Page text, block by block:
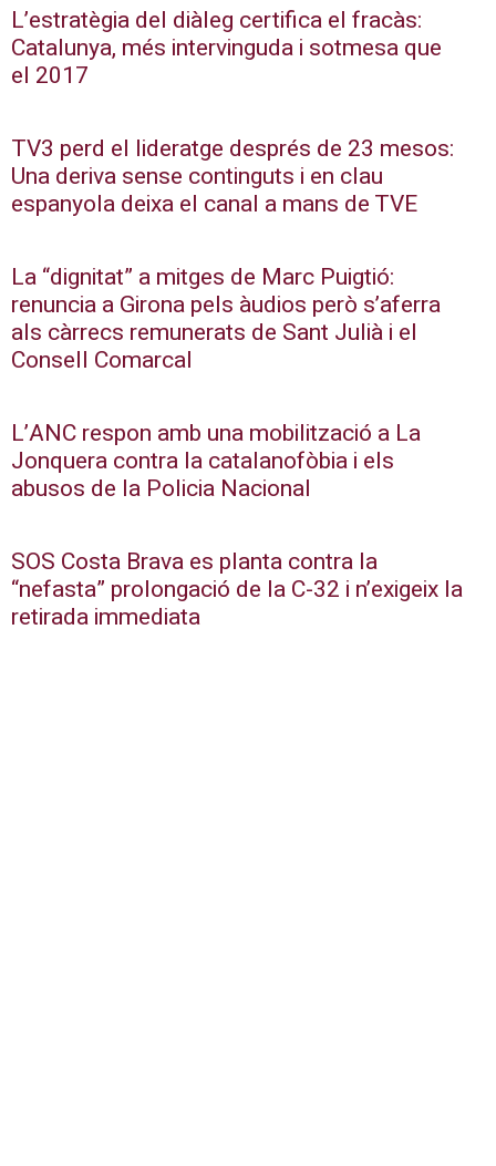
L’estratègia del diàleg certifica el fracàs:
Catalunya, més intervinguda i sotmesa que
el 2017
TV3 perd el lideratge després de 23 mesos:
Una deriva sense continguts i en clau
espanyola deixa el canal a mans de TVE
La “dignitat” a mitges de Marc Puigtió:
renuncia a Girona pels àudios però s’aferra
als càrrecs remunerats de Sant Julià i el
Consell Comarcal
L’ANC respon amb una mobilització a La
Jonquera contra la catalanofòbia i els
abusos de la Policia Nacional
SOS Costa Brava es planta contra la
“nefasta” prolongació de la C-32 i n’exigeix la
retirada immediata